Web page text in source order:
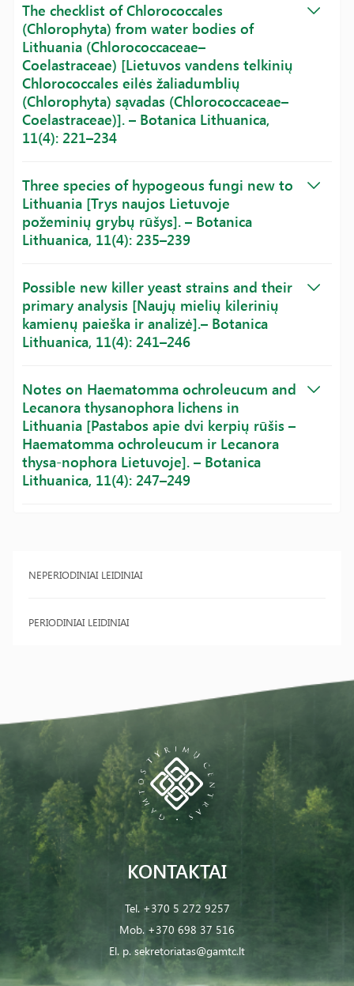
NEPERIODINIAI LEIDINIAI
PERIODINIAI LEIDINIAI
The checklist of Chlorococcales
(Chlorophyta) from water bodies of
Lithuania (Chlorococcaceae–
Coelastraceae) [Lietuvos vandens telkinių
Chlorococcales eilės žaliadumblių
(Chlorophyta) sąvadas (Chlorococcaceae–
Coelastraceae)]. – Botanica Lithuanica,
11(4): 221–234
Three species of hypogeous fungi new to
Lithuania [Trys naujos Lietuvoje
požeminių grybų rūšys]. – Botanica
Lithuanica, 11(4): 235–239
Possible new killer yeast strains and their
primary analysis [Naujų mielių kilerinių
kamienų paieška ir analizė].– Botanica
Lithuanica, 11(4): 241–246
Notes on Haematomma ochroleucum and
Lecanora thysanophora lichens in
Lithuania [Pastabos apie dvi kerpių rūšis –
Haematomma ochroleucum ir Lecanora
thysa-nophora Lietuvoje]. – Botanica
Lithuanica, 11(4): 247–249
KONTAKTAI
Tel. +370 5 272 9257
Mob. +370 698 37 516
El. p. sekretoriatas@gamtc.lt